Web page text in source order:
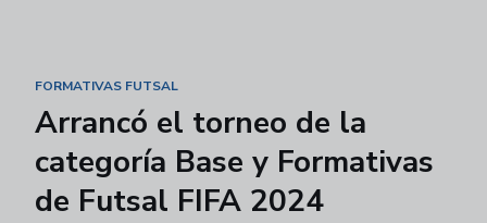
FORMATIVAS FUTSAL
Arrancó el torneo de la
categoría Base y Formativas
de Futsal FIFA 2024